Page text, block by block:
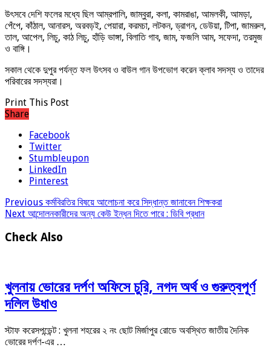
উৎসবে দেশি ফলের মধ্যে ছিল আম্রপালি, জাম্বুরা, কলা, কামরাঙা, আমলকী, আমড়া,
পেঁপে, কাঁঠাল, আনারস, অরবড়ই, পেয়ারা, করমচা, লটকন, ড্রাগন, ডেউয়া, টিপা, জামরুল,
তাল, আপেল, লিচু, কাঠ লিচু, হাঁড়ি ভাঙ্গা, বিলাতি গাব, জাম, ফজলি আম, সফেদা, তরমুজ
ও বাঙ্গি।
সকাল থেকে দুপুর পর্যন্ত ফল উৎসব ও বাউল গান উপভোগ করেন ক্লাব সদস্য ও তাদের
পরিবারের সদস্যরা।
Print This Post
Share
Facebook
Twitter
Stumbleupon
LinkedIn
Pinterest
Previous কর্মবিরতির বিষয়ে আলোচনা করে সিদ্ধান্ত জানাবেন শিক্ষকরা
Next আন্দোলনকারীদের অন্য কেউ ইন্ধন দিতে পারে : ডিবি প্রধান
Check Also
খুলনায় ভোরের দর্পণ অফিসে চুরি, নগদ অর্থ ও গুরুত্বপূর্ণ
দলিল উধাও
স্টাফ করেসপন্ডেন্ট : খুলনা শহরের ২ নং ছোট মির্জাপুর রোডে অবস্থিত জাতীয় দৈনিক
ভোরের দর্পণ-এর …